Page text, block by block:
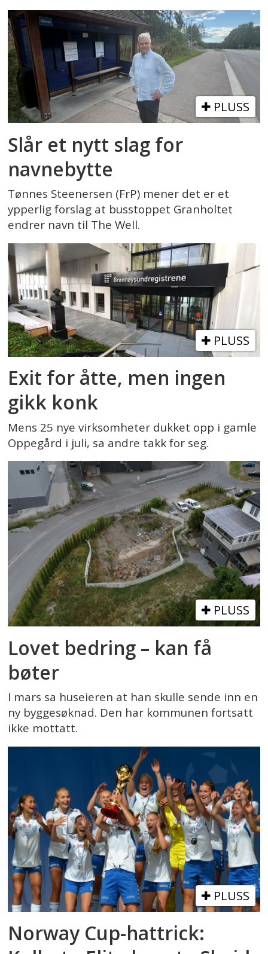
PLUSS
Slår et nytt slag for
navnebytte
Tønnes Steenersen (FrP) mener det er et
ypperlig forslag at busstoppet Granholtet
endrer navn til The Well.
PLUSS
Exit for åtte, men ingen
gikk konk
Mens 25 nye virksomheter dukket opp i gamle
Oppegård i juli, sa andre takk for seg.
PLUSS
Lovet bedring – kan få
bøter
I mars sa huseieren at han skulle sende inn en
ny byggesøknad. Den har kommunen fortsatt
ikke mottatt.
PLUSS
Norway Cup-hattrick: